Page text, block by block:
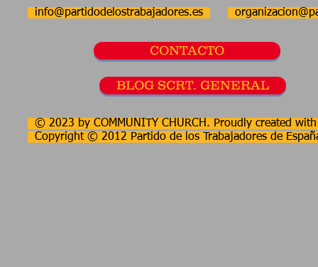
info@partidodelostrabajadores.es
CONTACTO
BLOG SCRT. GENERAL
© 2023 by COMMUNITY CHURCH. Proudly created
Copyright © 2012 Partido de los Trabajadores de